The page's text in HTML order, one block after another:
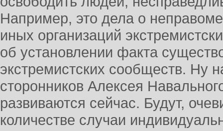
Например, это дела о
иных организаций
об установлении факта
экстремистских сообществ. Ну
сторонников Алексея
развиваются сейчас. Будут,
количестве случаи